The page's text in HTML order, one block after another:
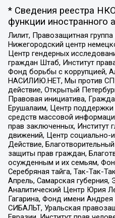
* Сведения реестра
функции иностранного
Лилит, Правозащитная
Нижегородский центр
Центр гендерных
граждан Штаб, Институт
Фонд борьбы с коррупцией,
НАСИЛИЮ.НЕТ, Мы против
действие, Открытый
Правовая инициатива,
Ерушалаим, Центр поддержки
средств массовой
прав заключенных, Институт
движений, Центр социально-
Действие,
защиты прав граждан,
осужденным и их семьям,
Серебряная тайга, Так-Так-
Апрель, Самарская
Аналитический Центр Юрия
Гагарина, Фонд имени
СИБАЛЬТ, Уральская